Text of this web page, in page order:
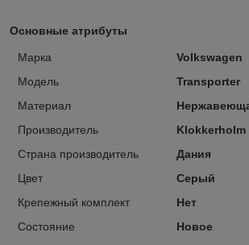
Основные атрибуты
Марка
Volkswagen
Модель
Transporter
Материал
Производитель
Klokkerholm
Страна производитель
Дания
Цвет
Серый
Крепежный комплект
Нет
Состояние
Новое